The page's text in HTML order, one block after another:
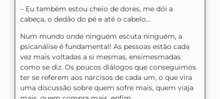
– Eu também estou cheio de dores, me dói a
cabeça, o dedão do pé e até o cabelo…
Num mundo onde ninguém escuta ninguém, a
psicanálise é fundamental! As pessoas estão cada
vez mais voltadas a si mesmas, ensimesmadas
como se diz. Os poucos diálogos que conseguimos
ter se referem aos narcisos de cada um, o que vira
uma discussão sobre quem sofre mais, quem viaja